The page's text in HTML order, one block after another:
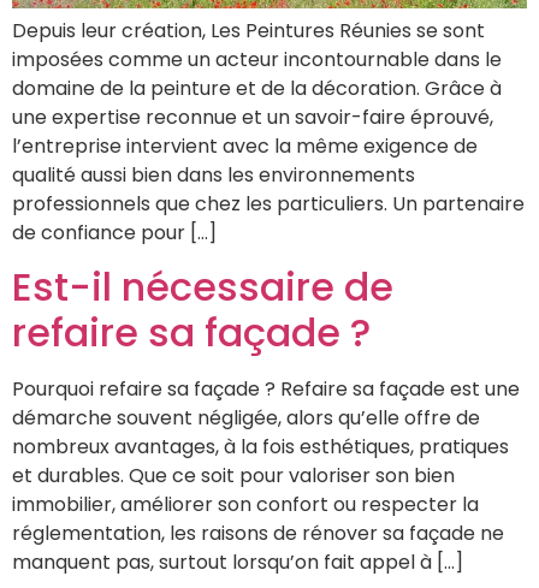
Depuis leur création, Les Peintures Réunies se sont
imposées comme un acteur incontournable dans le
domaine de la peinture et de la décoration. Grâce à
une expertise reconnue et un savoir-faire éprouvé,
l’entreprise intervient avec la même exigence de
qualité aussi bien dans les environnements
professionnels que chez les particuliers. Un partenaire
de confiance pour […]
Est-il nécessaire de
refaire sa façade ?
Pourquoi refaire sa façade ? Refaire sa façade est une
démarche souvent négligée, alors qu’elle offre de
nombreux avantages, à la fois esthétiques, pratiques
et durables. Que ce soit pour valoriser son bien
immobilier, améliorer son confort ou respecter la
réglementation, les raisons de rénover sa façade ne
manquent pas, surtout lorsqu’on fait appel à […]